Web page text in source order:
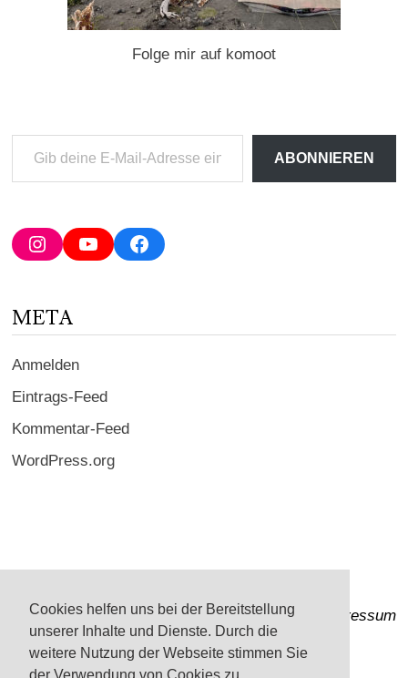
Cookies helfen uns bei der Bereitstellung
unserer Inhalte und Dienste. Durch die
weitere Nutzung der Webseite stimmen Sie
der Verwendung von Cookies zu.
Folge mir auf komoot
deine
Adresse
ein ...
ABONNIEREN
InstagramYouTubeFacebook
META
Anmelden
Eintrags-Feed
Kommentar-Feed
WordPress.org
Impressum